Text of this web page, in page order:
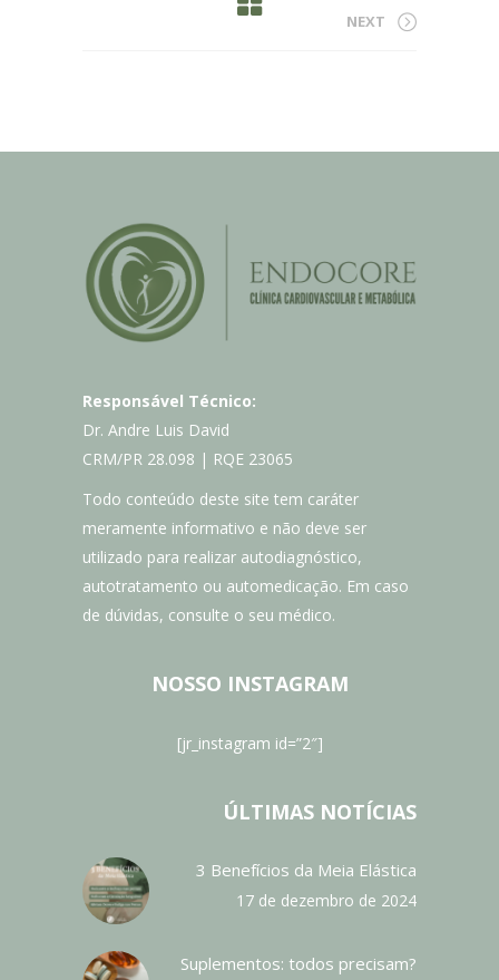
NEXT
Responsável Técnico:
Dr. Andre Luis David
CRM/PR 28.098 | RQE 23065
Todo conteúdo deste site tem caráter
meramente informativo e não deve ser
utilizado para realizar autodiagnóstico,
autotratamento ou automedicação. Em caso
de dúvidas, consulte o seu médico.
NOSSO INSTAGRAM
[jr_instagram id=”2″]
ÚLTIMAS NOTÍCIAS
3 Benefícios da Meia Elástica
17 de dezembro de 2024
Suplementos: todos precisam?